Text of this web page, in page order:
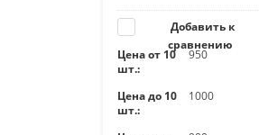
Добавить к
сравнению
Цена от 10
шт.:
950
Цена до 10
шт.:
1000